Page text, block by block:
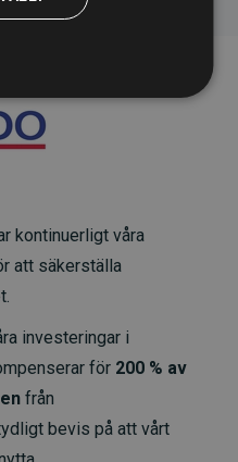
kontinuerligt våra
att säkerställa
investeringar i
för 200 % av
från
bevis på att vårt